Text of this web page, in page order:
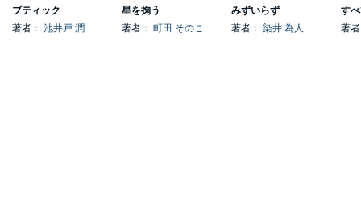
ブティック
著者： 池井戸 潤
星を掬う
著者： 町田 そのこ
みずいらず
著者： 染井 為人 著